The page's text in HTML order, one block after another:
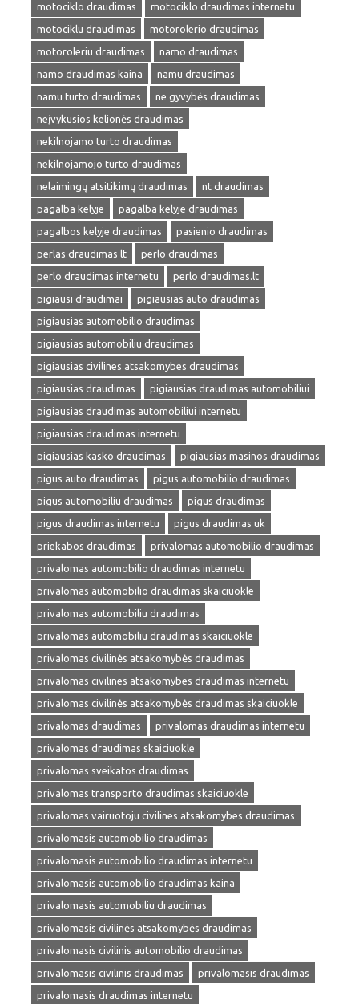
motociklo draudimas
motociklo draudimas internetu
motociklu draudimas
motorolerio draudimas
motoroleriu draudimas
namo draudimas
namo draudimas kaina
namu draudimas
namu turto draudimas
ne gyvybės draudimas
neįvykusios kelionės draudimas
nekilnojamo turto draudimas
nekilnojamojo turto draudimas
nelaimingų atsitikimų draudimas
nt draudimas
pagalba kelyje
pagalba kelyje draudimas
pagalbos kelyje draudimas
pasienio draudimas
perlas draudimas lt
perlo draudimas
perlo draudimas internetu
perlo draudimas.lt
pigiausi draudimai
pigiausias auto draudimas
pigiausias automobilio draudimas
pigiausias automobiliu draudimas
pigiausias civilines atsakomybes draudimas
pigiausias draudimas
pigiausias draudimas automobiliui
pigiausias draudimas automobiliui internetu
pigiausias draudimas internetu
pigiausias kasko draudimas
pigiausias masinos draudimas
pigus auto draudimas
pigus automobilio draudimas
pigus automobiliu draudimas
pigus draudimas
pigus draudimas internetu
pigus draudimas uk
priekabos draudimas
privalomas automobilio draudimas
privalomas automobilio draudimas internetu
privalomas automobilio draudimas skaiciuokle
privalomas automobiliu draudimas
privalomas automobiliu draudimas skaiciuokle
privalomas civilinės atsakomybės draudimas
privalomas civilines atsakomybes draudimas internetu
privalomas civilinės atsakomybės draudimas skaiciuokle
privalomas draudimas
privalomas draudimas internetu
privalomas draudimas skaiciuokle
privalomas sveikatos draudimas
privalomas transporto draudimas skaiciuokle
privalomas vairuotoju civilines atsakomybes draudimas
privalomasis automobilio draudimas
privalomasis automobilio draudimas internetu
privalomasis automobilio draudimas kaina
privalomasis automobiliu draudimas
privalomasis civilinės atsakomybės draudimas
privalomasis civilinis automobilio draudimas
privalomasis civilinis draudimas
privalomasis draudimas
privalomasis draudimas internetu